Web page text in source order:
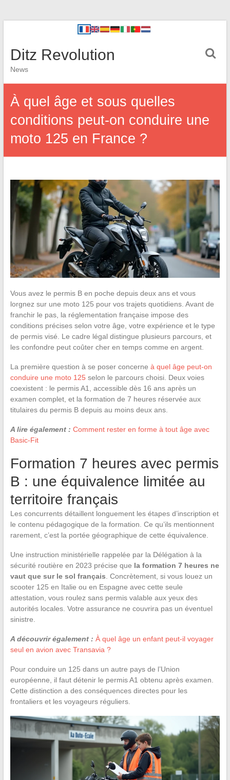
Ditz Revolution
News
À quel âge et sous quelles
conditions peut-on conduire une
moto 125 en France ?
Vous avez le permis B en poche depuis deux ans et vous
lorgnez sur une moto 125 pour vos trajets quotidiens. Avant de
franchir le pas, la réglementation française impose des
conditions précises selon votre âge, votre expérience et le type
de permis visé. Le cadre légal distingue plusieurs parcours, et
les confondre peut coûter cher en temps comme en argent.
La première question à se poser concerne à quel âge peut-on
conduire une moto 125selon le parcours choisi. Deux voies
coexistent : le permis A1, accessible dès 16 ans après un
examen complet, et la formation de 7 heures réservée aux
titulaires du permis B depuis au moins deux ans.
A lire également : Comment rester en forme à tout âge avec
Basic-Fit
Formation 7 heures avec permis
B : une équivalence limitée au
territoire français
Les concurrents détaillent longuement les étapes d’inscription et
le contenu pédagogique de la formation. Ce qu’ils mentionnent
rarement, c’est la portée géographique de cette équivalence.
Une instruction ministérielle rappelée par la Délégation à la
sécurité routière en 2023 précise que la formation 7 heures ne
vaut que sur le sol français . Concrètement, si vous louez un
scooter 125 en Italie ou en Espagne avec cette seule
attestation, vous roulez sans permis valable aux yeux des
autorités locales. Votre assurance ne couvrira pas un éventuel
sinistre.
A découvrir également : À quel âge un enfant peut-il voyager
seul en avion avec Transavia ?
Pour conduire un 125 dans un autre pays de l’Union
européenne, il faut détenir le permis A1 obtenu après examen.
Cette distinction a des conséquences directes pour les
frontaliers et les voyageurs réguliers.